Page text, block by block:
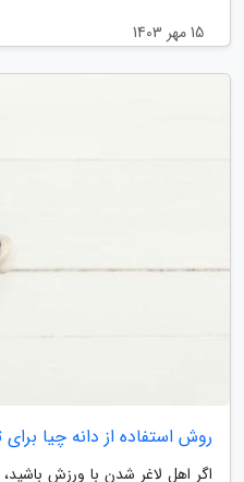
15 مهر 1403
روش استفاده از دانه چیا
اگر اهل لاغر شدن با ورزش باشید،